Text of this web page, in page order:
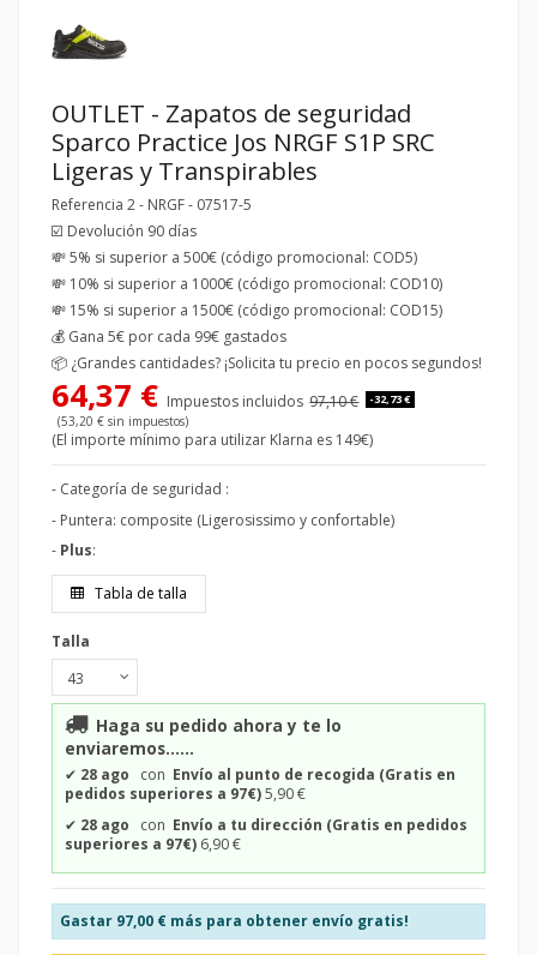
OUTLET - Zapatos de seguridad
Sparco Practice Jos NRGF S1P SRC
Ligeras y Transpirables
Referencia 2 - NRGF - 07517-5
☑️ Devolución 90 días
💸 5% si superior a 500€ (código promocional: COD5)
💸 10% si superior a 1000€ (código promocional: COD10)
💸 15% si superior a 1500€ (código promocional: COD15)
💰 Gana 5€ por cada 99€ gastados
📦 ¿Grandes cantidades? ¡Solicita tu precio en pocos segundos!
64,37 € Impuestos incluidos 97,10 € -32,73 €
(53,20 € sin impuestos)
(El importe mínimo para utilizar Klarna es 149€)
- Categoría de seguridad :
- Puntera: composite (Ligerosissimo y confortable)
- Plus:
Tabla de talla
Talla
Haga su pedido ahora y te lo
enviaremos......
✔ 28 ago con Envío al punto de recogida (Gratis en
pedidos superiores a 97€)5,90 €
✔ 28 ago con Envío a tu dirección (Gratis en pedidos
superiores a 97€) 6,90 €
Gastar 97,00 € más para obtener envío gratis!